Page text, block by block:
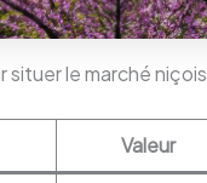
situer le marché niçois
Valeur